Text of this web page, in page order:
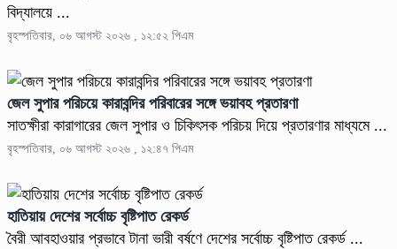
বিদ্যালয়ে ...
বৃহস্পতিবার, ০৬ আগস্ট ২০২৬ , ১২:৫২ পিএম
জেল সুপার পরিচয়ে কারাবন্দির পরিবারের সঙ্গে ভয়াবহ প্রতারণা
সাতক্ষীরা কারাগারের জেল সুপার ও চিকিৎসক পরিচয় দিয়ে প্রতারণার মাধ্যমে ...
বৃহস্পতিবার, ০৬ আগস্ট ২০২৬ , ১২:৪৭ পিএম
হাতিয়ায় দেশের সর্বোচ্চ বৃষ্টিপাত রেকর্ড
বৈরী আবহাওয়ার প্রভাবে টানা ভারী বর্ষণে দেশের সর্বোচ্চ বৃষ্টিপাত রেকর্ড ...